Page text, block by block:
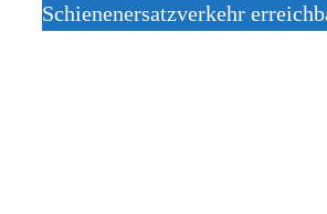
Schienenersatzverkehr